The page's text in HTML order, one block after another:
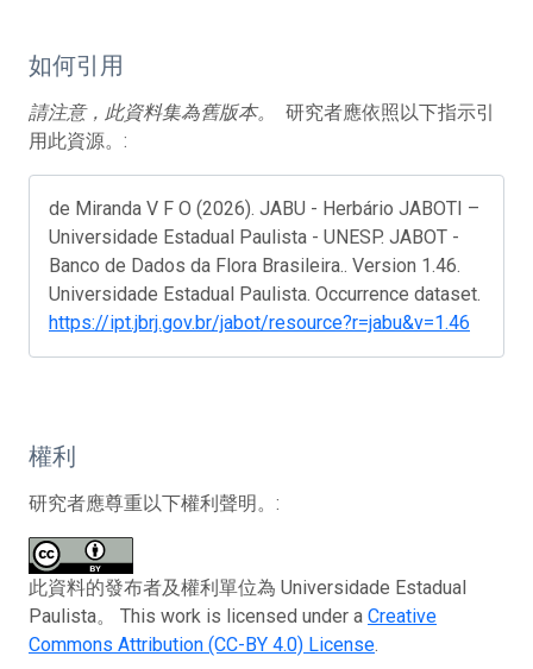
如何引用
請注意，此資料集為舊版本。
研究者應依照以下指示引
用此資源。:
de Miranda V F O (2026). JABU - Herbário JABOTI –
Universidade Estadual Paulista - UNESP. JABOT -
Banco de Dados da Flora Brasileira.. Version 1.46.
Universidade Estadual Paulista. Occurrence dataset.
https://ipt.jbrj.gov.br/jabot/resource?r=jabu&v=1.46
權利
研究者應尊重以下權利聲明。:
此資料的發布者及權利單位為 Universidade Estadual
Paulista。 This work is licensed under a Creative
Commons Attribution (CC-BY 4.0) License.